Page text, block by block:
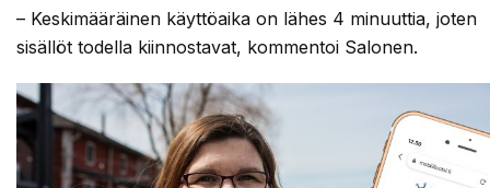
– Keskimääräinen käyttöaika on lähes 4 minuuttia, joten
sisällöt todella kiinnostavat, kommentoi Salonen.